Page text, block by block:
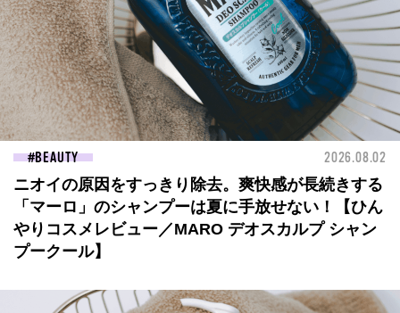
BEAUTY 2026.08.02
ニオイの原因をすっきり除去。爽快感が長続きする
「マーロ」のシャンプーは夏に手放せない！【ひん
やりコスメレビュー／MARO デオスカルプ シャン
プークール】